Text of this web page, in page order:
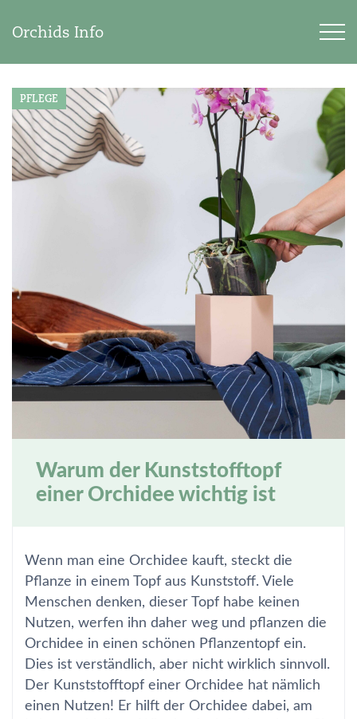
Orchids Info
PFLEGE
Warum der Kunststofftopf
einer Orchidee wichtig ist
Wenn man eine Orchidee kauft, steckt die
Pflanze in einem Topf aus Kunststoff. Viele
Menschen denken, dieser Topf habe keinen
Nutzen, werfen ihn daher weg und pflanzen die
Orchidee in einen schönen Pflanzentopf ein.
Dies ist verständlich, aber nicht wirklich sinnvoll.
Der Kunststofftopf einer Orchidee hat nämlich
einen Nutzen! Er hilft der Orchidee dabei, am